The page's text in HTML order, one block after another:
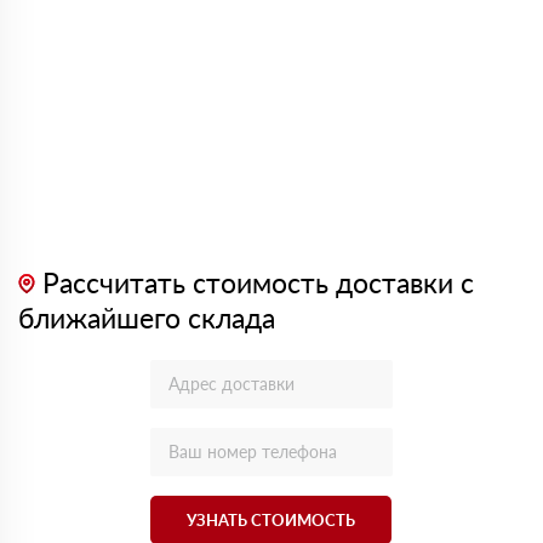
Рассчитать стоимость доставки с
ближайшего склада
УЗНАТЬ СТОИМОСТЬ